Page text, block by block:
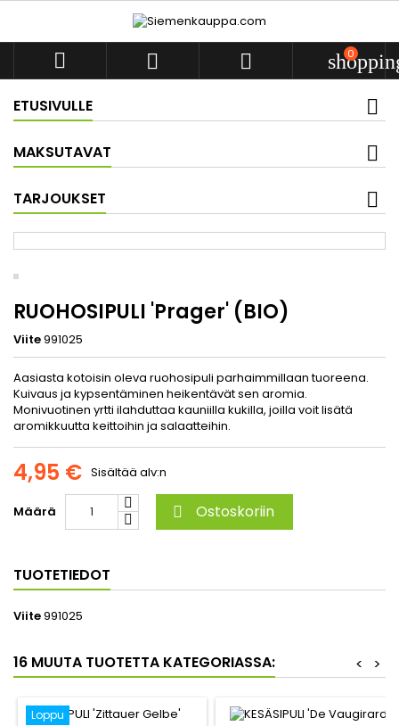
   0
ETUSIVULLE
MAKSUTAVAT
TARJOUKSET
RUOHOSIPULI 'Prager' (BIO)
Viite991025
Aasiasta kotoisin oleva ruohosipuli parhaimmillaan tuoreena.
Kuivaus ja kypsentäminen heikentävät sen aromia.
Monivuotinen yrtti ilahduttaa kauniilla kukilla, joilla voit lisätä
aromikkuutta keittoihin ja salaatteihin.
4,95 € Sisältää alv:n
Määrä  Ostoskoriin
TUOTETIEDOT
Viite991025
16 MUUTA TUOTETTA KATEGORIASSA: >
<
Loppu